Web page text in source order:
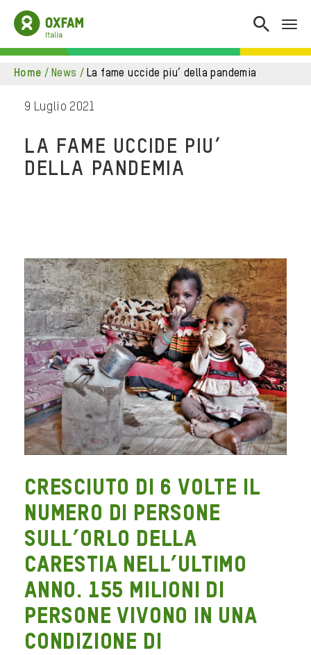
home / news / la fame uccide piu’ della pandemia
9 Luglio 2021
LA FAME UCCIDE PIU’
DELLA PANDEMIA
Cresciuto di 6 volte il
numero di persone
sull’orlo della
carestia nell’ultimo
anno. 155 milioni di
persone vivono in una
condizione di